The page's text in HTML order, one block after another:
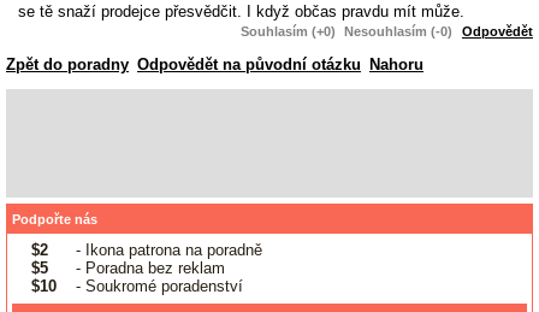
se tě snaží prodejce přesvědčit. I když občas pravdu mít může.
Souhlasím (+0) Nesouhlasím (-0) Odpovědět
Zpět do poradny Odpovědět na původní otázku Nahoru
Podpořte nás
$2
- Ikona patrona na poradně
$5
- Poradna bez reklam
$10
- Soukromé poradenství